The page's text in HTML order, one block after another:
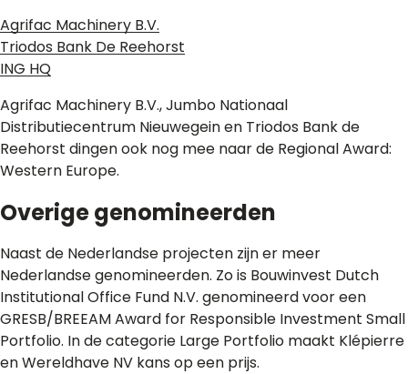
Agrifac Machinery B.V.
Triodos Bank De Reehorst
ING HQ
Agrifac Machinery B.V., Jumbo Nationaal
Distributiecentrum Nieuwegein en Triodos Bank de
Reehorst dingen ook nog mee naar de Regional Award:
Western Europe.
Overige genomineerden
Naast de Nederlandse projecten zijn er meer
Nederlandse genomineerden. Zo is Bouwinvest Dutch
Institutional Office Fund N.V. genomineerd voor een
GRESB/BREEAM Award for Responsible Investment Small
Portfolio. In de categorie Large Portfolio maakt Klépierre
en Wereldhave NV kans op een prijs.